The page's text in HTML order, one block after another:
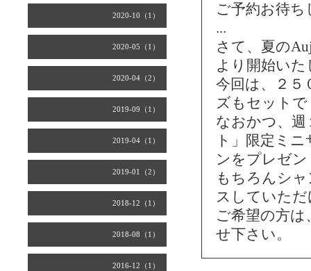
2020-10（1）
2020-05（1）
2020-04（2）
2019-09（1）
2019-04（1）
2019-01（2）
2018-12（1）
2018-08（1）
2016-12（1）
ご予約お待
...
さて、夏の
より開始いた
今回は、２５
ズもセット
なおかつ、
ト」限定ミ
ンをプレゼン
もちろんシ
スしていた
ご希望の方
せ下さい。